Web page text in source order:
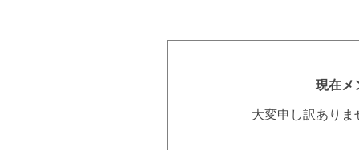
現在メ
大変申し訳あり